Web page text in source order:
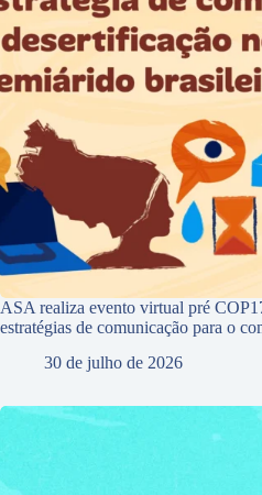
ASA realiza evento virtual pré
estratégias de comunicação para o
30 de julho de 2026